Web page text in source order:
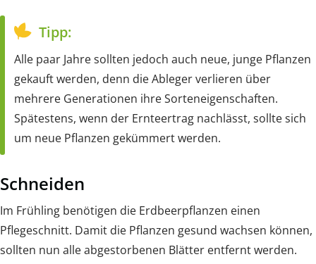
Tipp:
Alle paar Jahre sollten jedoch auch neue, junge Pflanzen
gekauft werden, denn die Ableger verlieren über
mehrere Generationen ihre Sorteneigenschaften.
Spätestens, wenn der Ernteertrag nachlässt, sollte sich
um neue Pflanzen gekümmert werden.
Schneiden
Im Frühling benötigen die Erdbeerpflanzen einen
Pflegeschnitt. Damit die Pflanzen gesund wachsen können,
sollten nun alle abgestorbenen Blätter entfernt werden.